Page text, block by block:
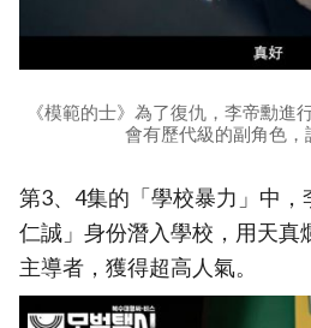
《模範的士》為了復仇，李帝勳進
會有歷代級的副角色，
第3、4集的「學校暴力」中
仁誠」身份潛入學校，用天真
主導者，獲得超高人氣。